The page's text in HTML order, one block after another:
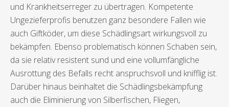
und Krankheitserreger zu übertragen. Kompetente
Ungezieferprofis benutzen ganz besondere Fallen wie
auch Giftköder, um diese Schädlingsart wirkungsvoll zu
bekämpfen. Ebenso problematisch können Schaben sein,
da sie relativ resistent sund und eine vollumfängliche
Ausrottung des Befalls recht anspruchsvoll und knifflig ist.
Darüber hinaus beinhaltet die Schädlingsbekämpfung
auch die Eliminierung von Silberfischen, Fliegen,